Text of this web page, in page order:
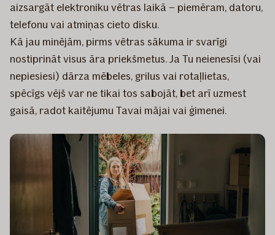
aizsargāt elektroniku vētras laikā – piemēram, datoru,
telefonu vai atmiņas cieto disku.
Kā jau minējām, pirms vētras sākuma ir svarīgi
nostiprināt visus āra priekšmetus. Ja Tu neienesīsi (vai
nepiesiesi) dārza mēbeles, grilus vai rotaļlietas,
spēcīgs vējš var ne tikai tos sabojāt, bet arī uzmest
gaisā, radot kaitējumu Tavai mājai vai ģimenei.